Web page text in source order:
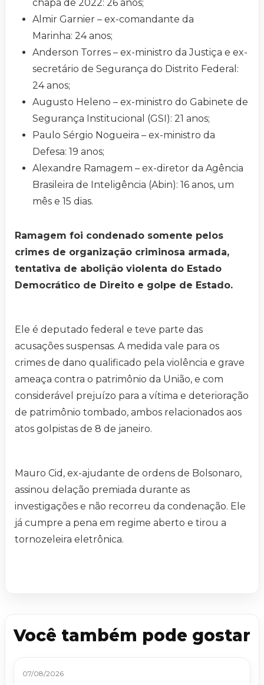
chapa de 2022: 26 anos;
Almir Garnier – ex-comandante da
Marinha: 24 anos;
Anderson Torres – ex-ministro da Justiça e ex-
secretário de Segurança do Distrito Federal:
24 anos;
Augusto Heleno – ex-ministro do Gabinete de
Segurança Institucional (GSI): 21 anos;
Paulo Sérgio Nogueira – ex-ministro da
Defesa: 19 anos;
Alexandre Ramagem – ex-diretor da Agência
Brasileira de Inteligência (Abin): 16 anos, um
mês e 15 dias.
Ramagem foi condenado somente pelos
crimes de organização criminosa armada,
tentativa de abolição violenta do Estado
Democrático de Direito e golpe de Estado.
Ele é deputado federal e teve parte das
acusações suspensas. A medida vale para os
crimes de dano qualificado pela violência e grave
ameaça contra o patrimônio da União, e com
considerável prejuízo para a vítima e deterioração
de patrimônio tombado, ambos relacionados aos
atos golpistas de 8 de janeiro.
Mauro Cid, ex-ajudante de ordens de Bolsonaro,
assinou delação premiada durante as
investigações e não recorreu da condenação. Ele
já cumpre a pena em regime aberto e tirou a
tornozeleira eletrônica.
Você também pode gostar
07/08/2026